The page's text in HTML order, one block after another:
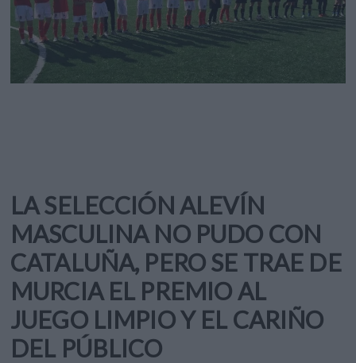
LA SELECCIÓN ALEVÍN
MASCULINA NO PUDO CON
CATALUÑA, PERO SE TRAE DE
MURCIA EL PREMIO AL
JUEGO LIMPIO Y EL CARIÑO
DEL PÚBLICO